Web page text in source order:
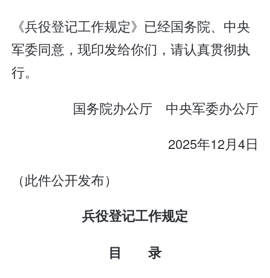
《兵役登记工作规定》已经国务院、中央
军委同意，现印发给你们，请认真贯彻执
行。
国务院办公厅 中央军委办公厅
2025年12月4日
（此件公开发布）
兵役登记工作规定
目 录